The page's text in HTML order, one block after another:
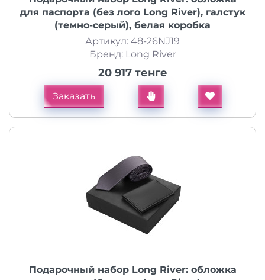
для паспорта (без лого Long River), галстук
(темно-серый), белая коробка
Артикул: 48-26NJ19
Бренд: Long River
20 917 тенге
Заказать
Подарочный набор Long River: обложка